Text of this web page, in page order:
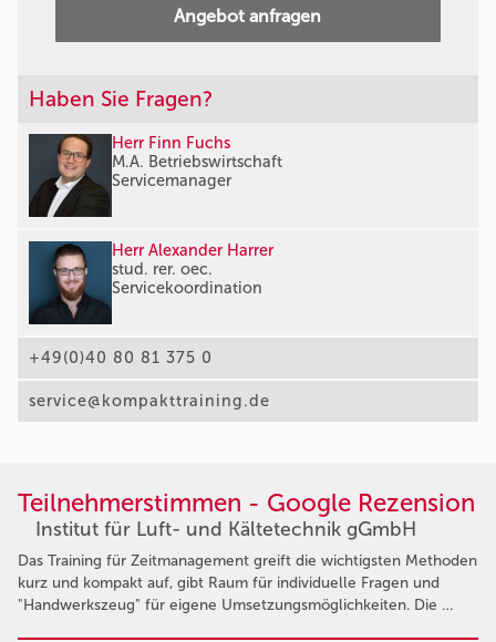
Angebot anfragen
Haben Sie Fragen?
Herr Finn Fuchs
M.A. Betriebswirtschaft
Servicemanager
Herr Alexander Harrer
stud. rer. oec.
Servicekoordination
+49(0)40 80 81 375 0
service@kompakttraining.de
Teilnehmerstimmen - Google Rezension
Institut für Luft- und Kältetechnik gGmbH
Das Training für Zeitmanagement greift die wichtigsten Methoden
kurz und kompakt auf, gibt Raum für individuelle Fragen und
"Handwerkszeug" für eigene Umsetzungsmöglichkeiten. Die …